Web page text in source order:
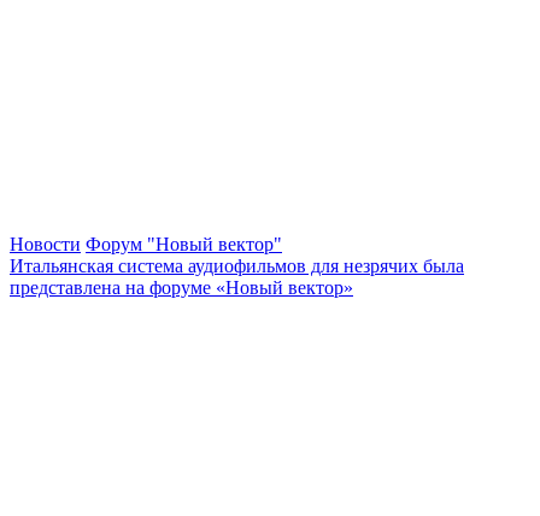
Новости Форум "Новый вектор"
Итальянская система аудиофильмов для незрячих была
представлена на форуме «Новый вектор»